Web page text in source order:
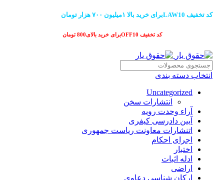
کد تخفیف LAW10برای خرید بالا ۱میلیون ۷۰۰ هزار تومان
کد تخفیف OFF10برای خرید بالای800 تومان
انتخاب دسته بندی
Uncategorized
انتشارات سخن
آراء وحدت رویه
آیین دادرسی کیفری
اتنشارات معاونت ریاست جمهوری
اجرای احکام
اختبار
ادله اثبات
اراضی
ارکان شناسی دعاوی